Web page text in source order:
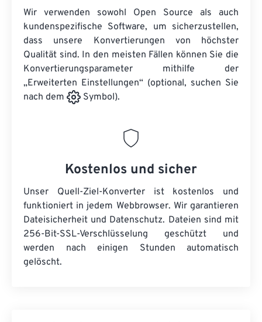
Wir verwenden sowohl Open Source als auch
kundenspezifische Software, um sicherzustellen,
dass unsere Konvertierungen von höchster
Qualität sind. In den meisten Fällen können Sie die
Konvertierungsparameter mithilfe der
„Erweiterten Einstellungen“ (optional, suchen Sie
nach dem
Symbol).
Kostenlos und sicher
Unser Quell-Ziel-Konverter ist kostenlos und
funktioniert in jedem Webbrowser. Wir garantieren
Dateisicherheit und Datenschutz. Dateien sind mit
256-Bit-SSL-Verschlüsselung geschützt und
werden nach einigen Stunden automatisch
gelöscht.